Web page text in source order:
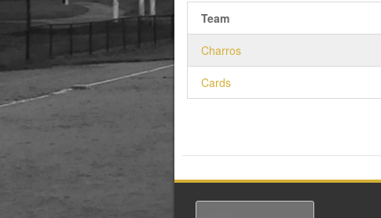
Team
Charros
Cards